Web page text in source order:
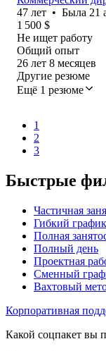
47 лет • Была 21
1 500 $
Не ищет работу
Общий опыт
26 лет 8 месяцев
Другие резюме
Ещё 1 резюме
1
2
3
Быстрые
Частичная
Гибкий график
Полная
Полный день
Проектная
Сменный
Вахтовый
Корпоративная
Какой соцпакет вы